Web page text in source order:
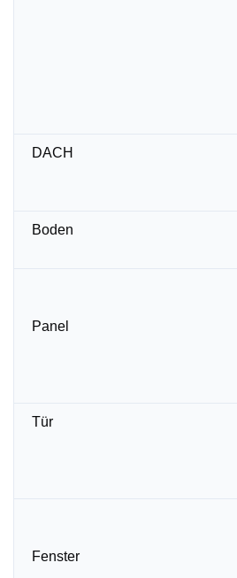
DACH
Boden
Panel
Tür
Fenster